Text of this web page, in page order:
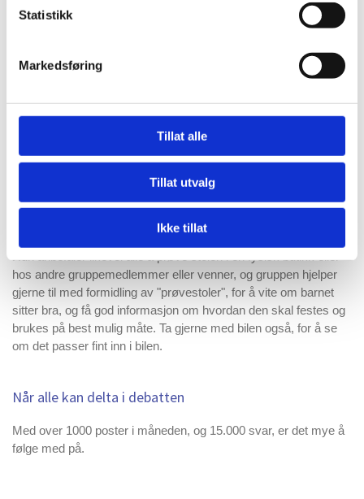
Statistikk
Markedsføring
Tillat alle
Tillat utvalg
Ikke tillat
Mari opplever at det er store prisforskjeller. At en stol er dyr, gjør
forskjellige, og forskjellige stoler passer til ulike biler.
- Det er jo mangel på kompetanse og riktig informasjon der ute.
Man kan få informasjon fra fysiske butikker, men de selger jo
hundrevis av produkter. Man kan ikke være sikker på at den
ansatte har god nok kompetanse, og de kan jo ha egne
insentiver bak å selge deg den ene stolen fremfor den andre.
hos andre gruppemedlemmer eller venner, og gruppen hjelper
gjerne til med formidling av "prøvestoler", for å vite om barnet
sitter bra, og få god informasjon om hvordan den skal festes og
brukes på best mulig måte. Ta gjerne med bilen også, for å se
om det passer fint inn i bilen.
Når alle kan delta i debatten
Med over 1000 poster i måneden, og 15.000 svar, er det mye å
følge med på.